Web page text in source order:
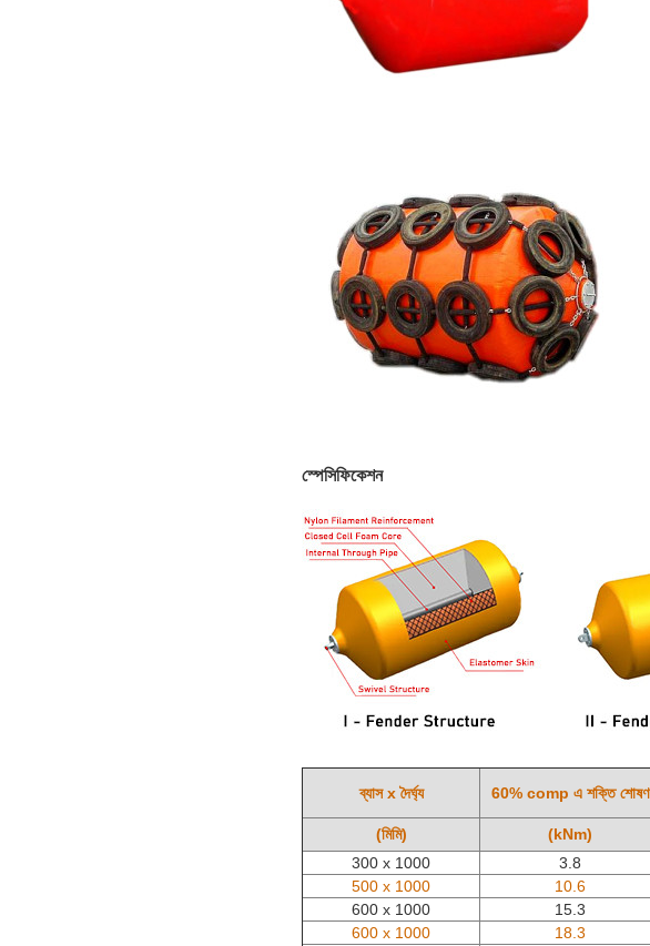
স্পেসিফিকেশন
ব্যাস x দৈর্ঘ্য 60% comp এ শক্তি শোষণ
(মিমি) (kNm)
300 x 1000
3.8
500 x 1000
10.6
600 x 1000
15.3
600 x 1000
18.3